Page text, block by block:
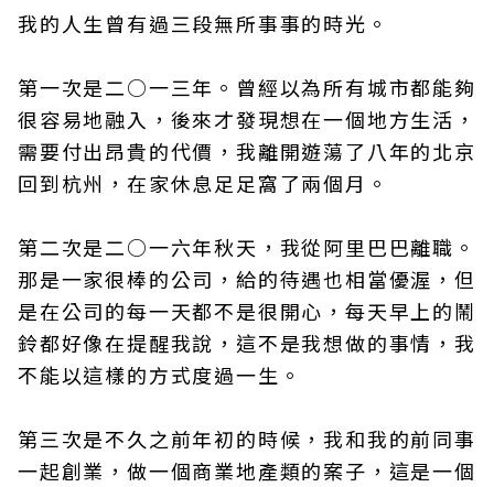
我的人生曾有過三段無所事事的時光。
第一次是二○一三年。曾經以為所有城市都能夠
很容易地融入，後來才發現想在一個地方生活，
需要付出昂貴的代價，我離開遊蕩了八年的北京
回到杭州，在家休息足足窩了兩個月。
第二次是二○一六年秋天，我從阿里巴巴離職。
那是一家很棒的公司，給的待遇也相當優渥，但
是在公司的每一天都不是很開心，每天早上的鬧
鈴都好像在提醒我說，這不是我想做的事情，我
不能以這樣的方式度過一生。
第三次是不久之前年初的時候，我和我的前同事
一起創業，做一個商業地產類的案子，這是一個